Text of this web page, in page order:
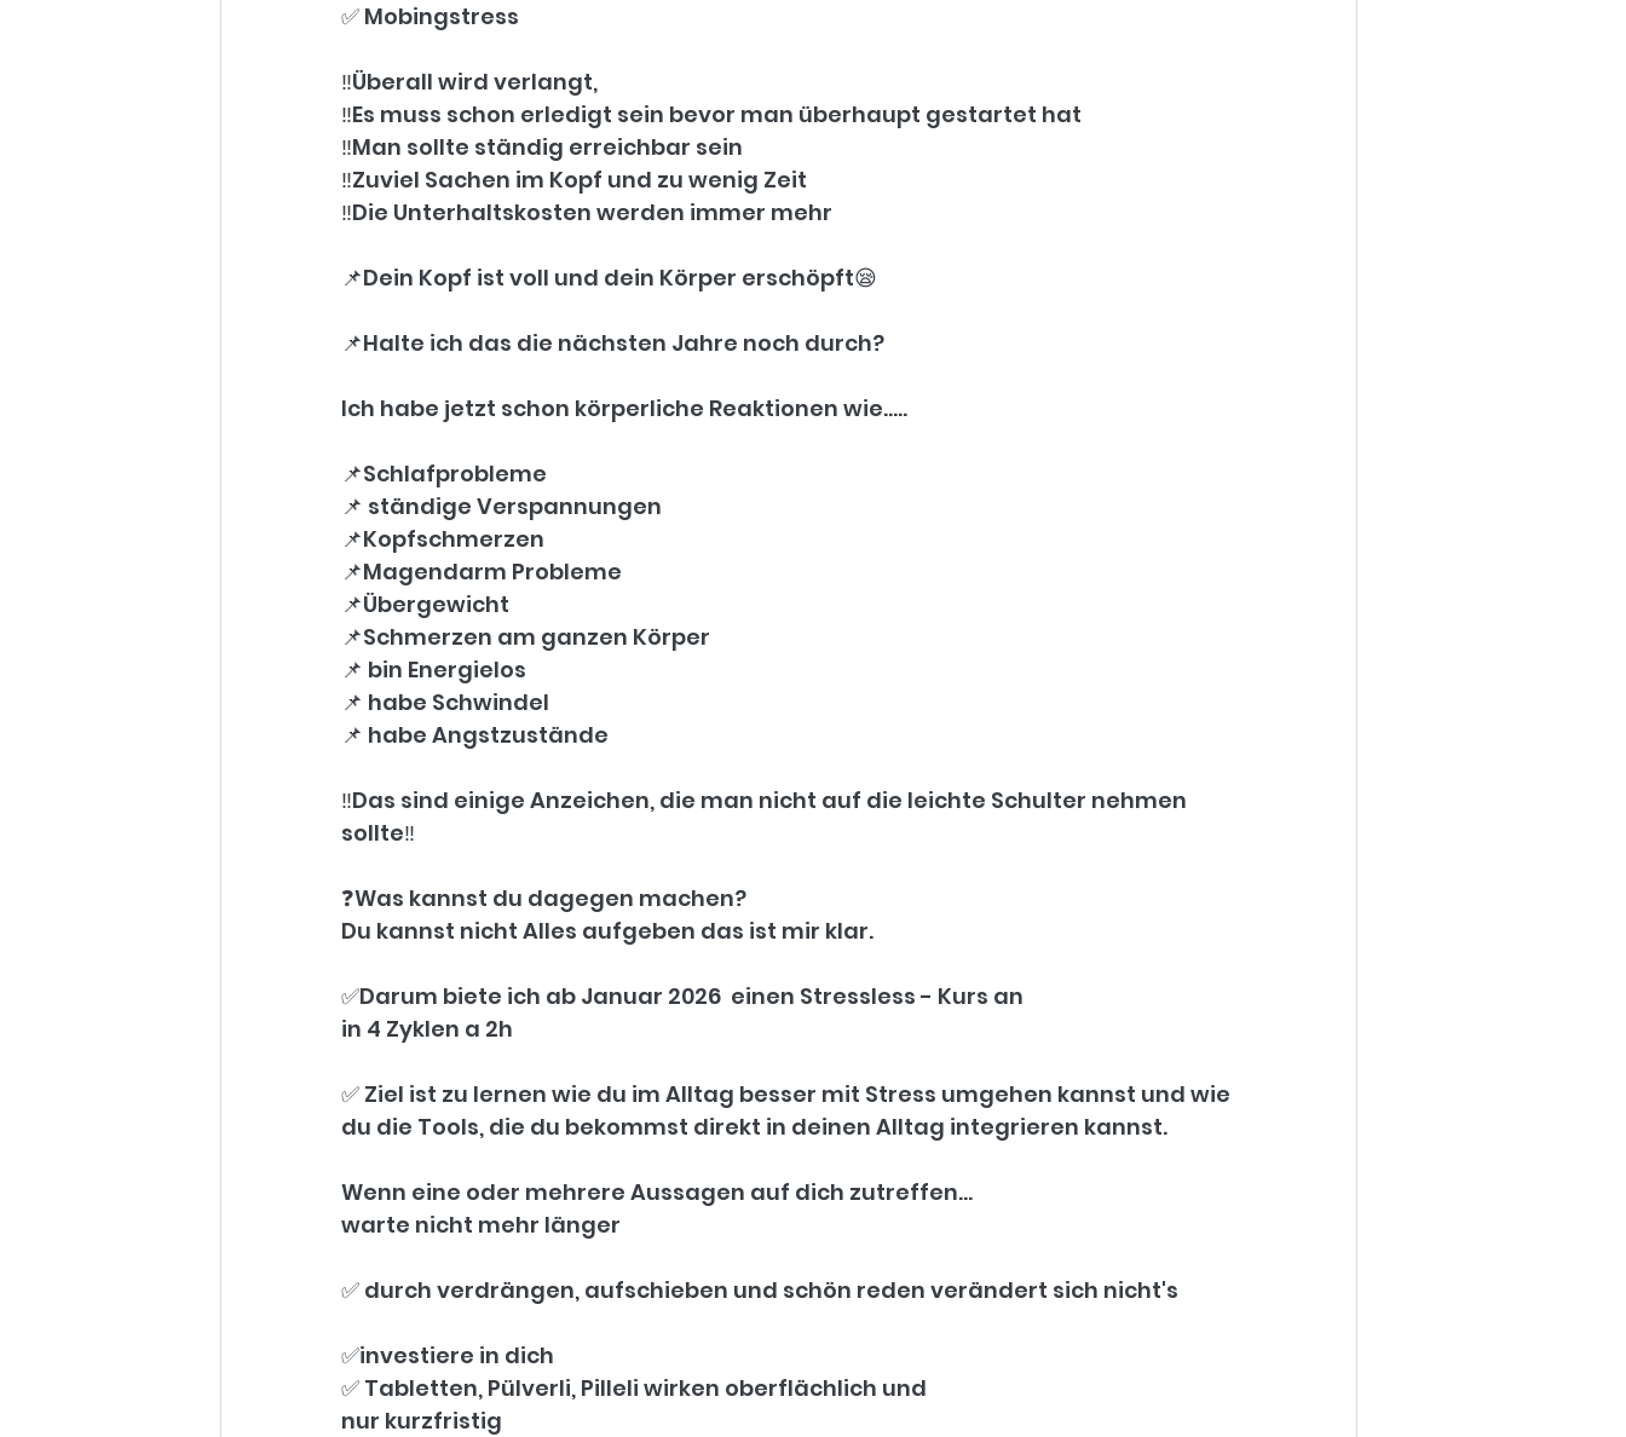
✅️ Mobingstress
‼️Überall wird verlangt,
‼️Es muss schon erledigt sein bevor man überhaupt gestartet hat
‼️Man sollte ständig erreichbar sein
‼️Zuviel Sachen im Kopf und zu wenig Zeit
‼️Die Unterhaltskosten werden immer mehr
📌Dein Kopf ist voll und dein Körper erschöpft😪
📌Halte ich das die nächsten Jahre noch durch?
Ich habe jetzt schon körperliche Reaktionen wie.....
📌Schlafprobleme
📌 ständige Verspannungen
📌Kopfschmerzen
📌Magendarm Probleme
📌Übergewicht
📌Schmerzen am ganzen Körper
📌 bin Energielos
📌 habe Schwindel
📌 habe Angstzustände
‼️Das sind einige Anzeichen, die man nicht auf die leichte Schulter nehmen
sollte‼️
❓️Was kannst du dagegen machen?
Du kannst nicht Alles aufgeben das ist mir klar.
✅️Darum biete ich ab Januar 2026  einen Stressless - Kurs an
in 4 Zyklen a 2h
✅️ Ziel ist zu lernen wie du im Alltag besser mit Stress umgehen kannst und wie
du die Tools, die du bekommst direkt in deinen Alltag integrieren kannst.
Wenn eine oder mehrere Aussagen auf dich zutreffen...
warte nicht mehr länger
✅️ durch verdrängen, aufschieben und schön reden verändert sich nicht's
✅️investiere in dich
✅️ Tabletten, Pülverli, Pilleli wirken oberflächlich und
nur kurzfristig